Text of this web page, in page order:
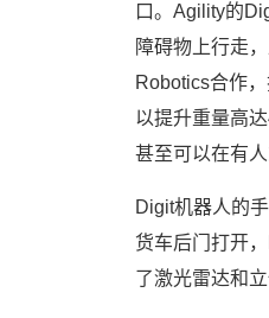
口。Agility的
障碍物上行走
Robotics合作
以提升重量高
甚至可以在有
Digit机器人的
货车后门打开
了激光雷达和